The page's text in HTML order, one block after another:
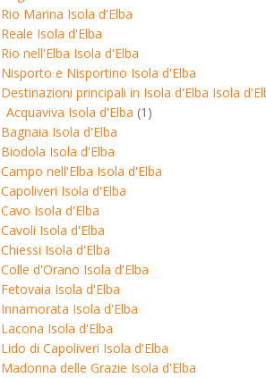
Rio Marina Isola d'Elba
Reale Isola d'Elba
Rio nell'Elba Isola d'Elba
Nisporto e Nisportino Isola d'Elba
Destinazioni principali in Isola d'Elba Isola
Acquaviva Isola d'Elba (1)
Bagnaia Isola d'Elba
Biodola Isola d'Elba
Campo nell'Elba Isola d'Elba
Capoliveri Isola d'Elba
Cavo Isola d'Elba
Cavoli Isola d'Elba
Chiessi Isola d'Elba
Colle d'Orano Isola d'Elba
Fetovaia Isola d'Elba
Innamorata Isola d'Elba
Lacona Isola d'Elba
Lido di Capoliveri Isola d'Elba
Madonna delle Grazie Isola d'Elba